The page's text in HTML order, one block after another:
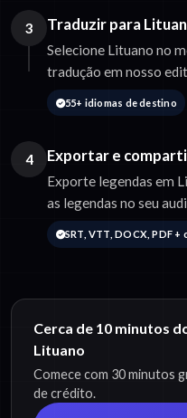
3 Traduzir para
Selecione Lituano no
tradução em nosso
55+ idiomas de destino
4 Exportar e
Exporte legendas em
as legendas no seu
SRT, VTT, DOCX, PDF +
Cerca de 10 minutos
Lituano
Comece com 30 minutos
de crédito.